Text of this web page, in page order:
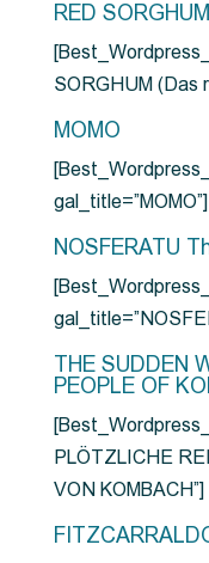
RED
SORGHUM (Das
MOMO
gal_title=”MOMO”]
NOSFERATU
THE SUDDEN
PEOPLE OF
PLÖTZLICHE
VON KOMBACH”]